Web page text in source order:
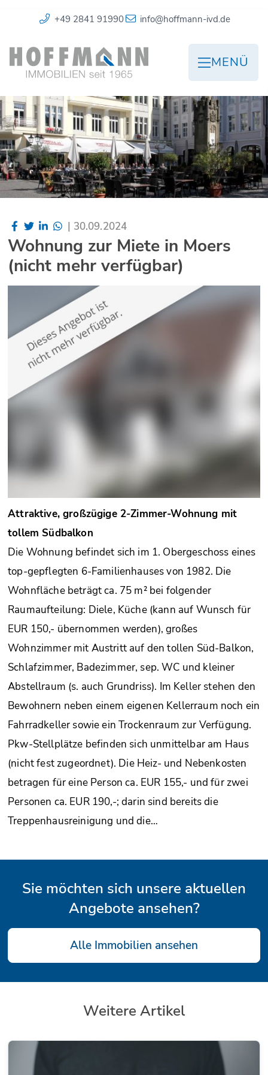
+49 2841 91990 info@hoffmann-ivd.de
MENÜ
| 30.09.2024
Wohnung zur Miete in Moers
(nicht mehr verfügbar)
Attraktive, großzügige 2-Zimmer-Wohnung mit
tollem Südbalkon
Die Wohnung befindet sich im 1. Obergeschoss eines
top-gepflegten 6-Familienhauses von 1982. Die
Wohnfläche beträgt ca. 75 m² bei folgender
Raumaufteilung: Diele, Küche (kann auf Wunsch für
EUR 150,- übernommen werden), großes
Wohnzimmer mit Austritt auf den tollen Süd-Balkon,
Schlafzimmer, Badezimmer, sep. WC und kleiner
Abstellraum (s. auch Grundriss). Im Keller stehen den
Bewohnern neben einem eigenen Kellerraum noch ein
Fahrradkeller sowie ein Trockenraum zur Verfügung.
Pkw-Stellplätze befinden sich unmittelbar am Haus
(nicht fest zugeordnet). Die Heiz- und Nebenkosten
betragen für eine Person ca. EUR 155,- und für zwei
Personen ca. EUR 190,-; darin sind bereits die
Treppenhausreinigung und die…
Sie möchten sich unsere aktuellen
Angebote ansehen?
Alle Immobilien ansehen
Weitere Artikel